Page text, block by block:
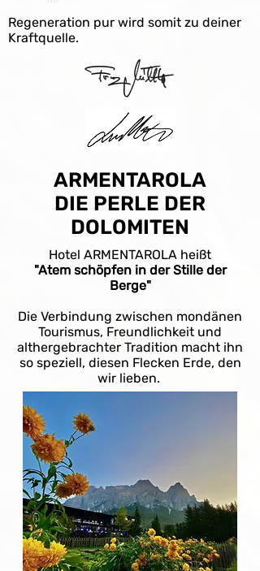
Regeneration pur wird somit zu deiner
Kraftquelle.
ARMENTAROLA
DIE PERLE DER
DOLOMITEN
Hotel ARMENTAROLA heißt
"Atem schöpfen in der Stille der
Berge"
Die Verbindung zwischen mondänen
Tourismus, Freundlichkeit und
althergebrachter Tradition macht ihn
so speziell, diesen Flecken Erde, den
wir lieben.